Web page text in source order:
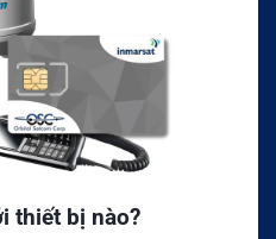
thiết bị nào?